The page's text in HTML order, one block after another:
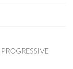
PROGRESSIVE